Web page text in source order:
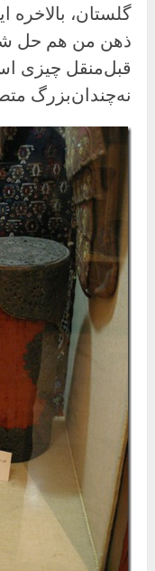
گلستان،
ذهن من هم حل
قبل‌منقل چیزی
نه‌چندان‌بزرگ